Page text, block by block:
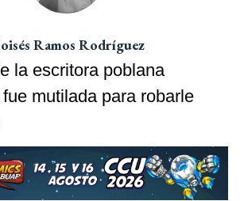
Ramos Rodríguez
la escritora poblana
mutilada para robarle